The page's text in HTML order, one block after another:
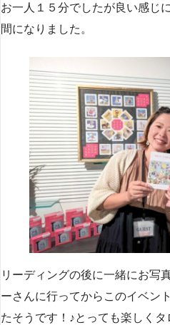
お一人１５分でしたが良い感じ
間になりました。
リーディングの後に一緒にお写
ーさんに行ってからこのイベン
たそうです！♪とっても楽しく